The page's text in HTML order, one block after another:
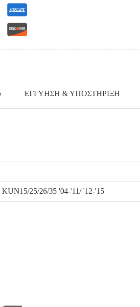
ΕΓΓΥΗΣΗ & ΥΠΟΣΤΗΡΙΞΗ
25/26/35 '04-'11/ '12-'15